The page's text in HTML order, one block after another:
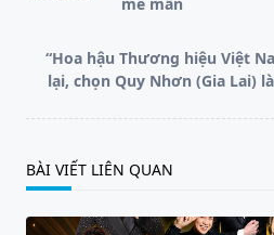
screen-
text">Page</span>
“Hoa hậu Thương hiệu Việt
lại, chọn Quy Nhơn (Gia Lai)
BÀI VIẾT LIÊN QUAN